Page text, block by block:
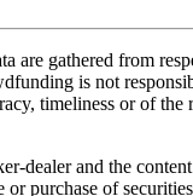
are gathered from
is not
timeliness or of
dealer and the
or purchase of